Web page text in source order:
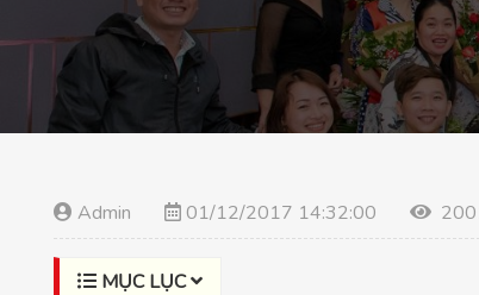
Admin 01/12/2017 14:32:00
MỤC LỤC